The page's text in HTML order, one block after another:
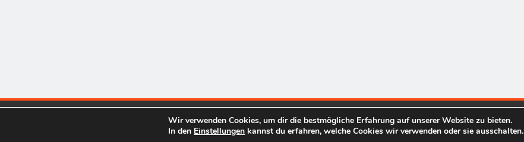
finanzen-informationen.com 2026. Powered ByBlazeThemes
Wir verwenden Cookies, um dir die bestmögliche Erfahrung auf unserer Website zu bieten.
In den Einstellungen kannst du erfahren, welche Cookies wir verwenden oder sie ausschalten.